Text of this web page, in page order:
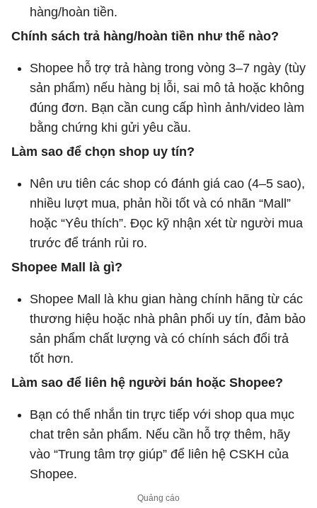
hàng/hoàn tiền.
Chính sách trả hàng/hoàn tiền như thế nào?
Shopee hỗ trợ trả hàng trong vòng 3–7 ngày (tùy
sản phẩm) nếu hàng bị lỗi, sai mô tả hoặc không
đúng đơn. Bạn cần cung cấp hình ảnh/video làm
bằng chứng khi gửi yêu cầu.
Làm sao để chọn shop uy tín?
Nên ưu tiên các shop có đánh giá cao (4–5 sao),
nhiều lượt mua, phản hồi tốt và có nhãn “Mall”
hoặc “Yêu thích”. Đọc kỹ nhận xét từ người mua
trước để tránh rủi ro.
Shopee Mall là gì?
Shopee Mall là khu gian hàng chính hãng từ các
thương hiệu hoặc nhà phân phối uy tín, đảm bảo
sản phẩm chất lượng và có chính sách đổi trả
tốt hơn.
Làm sao để liên hệ người bán hoặc Shopee?
Bạn có thể nhắn tin trực tiếp với shop qua mục
chat trên sản phẩm. Nếu cần hỗ trợ thêm, hãy
vào “Trung tâm trợ giúp” để liên hệ CSKH của
Shopee.